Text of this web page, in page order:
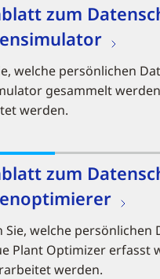
zum
welche persönlichen
gesammelt
werden.
zum
Sie, welche persönlichen
Plant Optimizer erfasst
werden.